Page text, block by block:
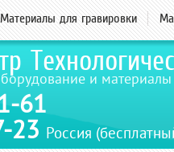
Материалы для гравировки
23 Россия
и
61